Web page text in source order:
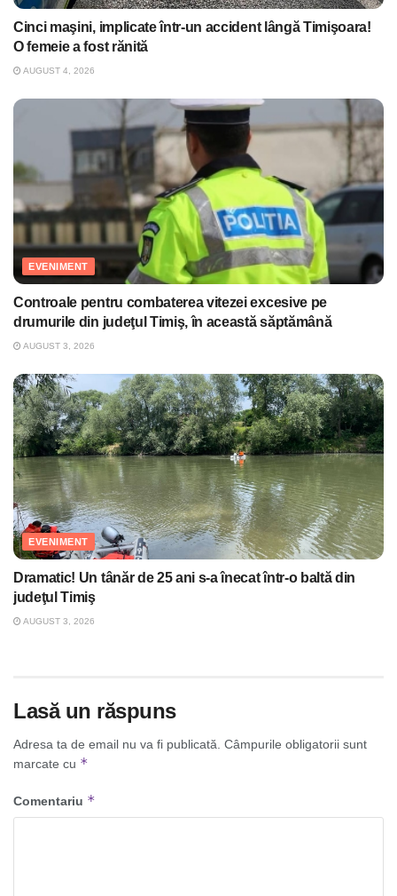
Cinci maşini, implicate într-un accident lângă Timişoara!
O femeie a fost rănită
AUGUST 4, 2026
EVENIMENT
Controale pentru combaterea vitezei excesive pe
drumurile din judeţul Timiş, în această săptămână
AUGUST 3, 2026
EVENIMENT
Dramatic! Un tânăr de 25 ani s-a înecat într-o baltă din
judeţul Timiş
AUGUST 3, 2026
Lasă un răspuns
Adresa ta de email nu va fi publicată. Câmpurile obligatorii sunt
marcate cu *
Comentariu *